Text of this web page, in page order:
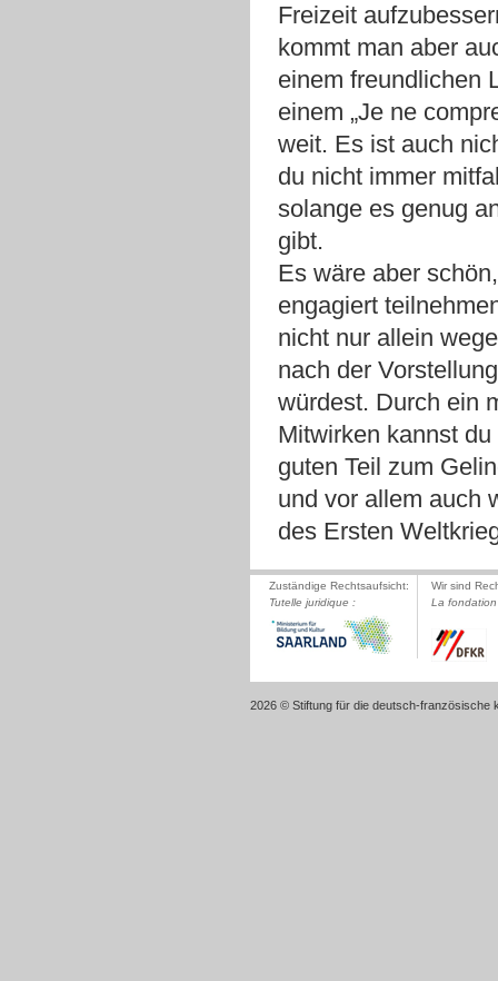
Freizeit
kommt man aber
einem freundlichen
einem „Je ne
weit. Es ist auch
du nicht immer
solange es genug
gibt.
Es wäre aber
engagiert
nicht nur allein
nach der
würdest. Durch ein
Mitwirken kannst
guten Teil zum
und vor allem auch
des Ersten
Zuständige Rechtsaufsicht:
Tutelle juridique :
Wir sind
La
2026 © Stiftung für die deutsch-französische